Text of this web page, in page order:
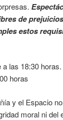
de
estos
las 18:30 horas.
horas
y el Espacio
moral ni del